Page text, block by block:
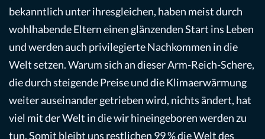
bekanntlich unter ihresgleichen, haben meist durch
wohlhabende Eltern einen glänzenden Start ins Leben
und werden auch privilegierte Nachkommen in die
Welt setzen. Warum sich an dieser Arm-Reich-Schere,
die durch steigende Preise und die Klimaerwärmung
weiter auseinander getrieben wird, nichts ändert, hat
viel mit der Welt in die wir hineingeboren werden zu
tun. Somit bleibt uns restlichen 99 % die Welt des